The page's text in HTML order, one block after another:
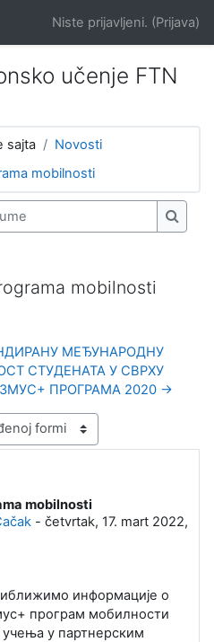
Niste prijavljeni. (Prijava)
učenje FTN
sajta
Novosti
mobilnosti
mobilnosti
МЕЂУНАРОДНУ
СТУДЕНАТА У СВРХУ
ПРОГРАМА 2020 →
mobilnosti
- četvrtak, 17. mart 2022,
информације о
програм мобилности
учења у партнерским